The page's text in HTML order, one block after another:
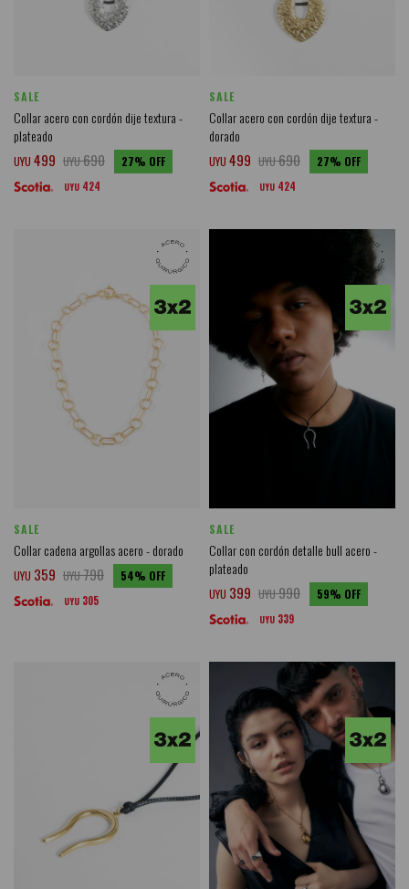
SALE
Collar acero con cordón dije textura -
plateado
UYU 499 UYU690 27
UYU 424
SALE
Collar acero con cordón dije textura -
dorado
UYU 499 UYU690 27
UYU 424
SALE
Collar cadena argollas acero - dorado
UYU 359 UYU790 54
UYU 305
SALE
Collar con cordón detalle bull acero -
plateado
UYU 399 UYU990 59
UYU 339